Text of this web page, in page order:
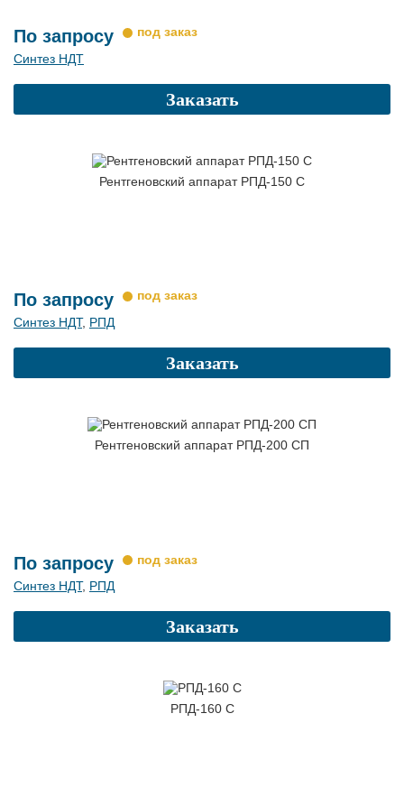
По запросу
Синтез НДТ
Заказать
Рентгеновский аппарат РПД-150 С
По запросу
Синтез НДТ, РПД
Заказать
Рентгеновский аппарат РПД-200 СП
По запросу
Синтез НДТ, РПД
Заказать
РПД-160 С